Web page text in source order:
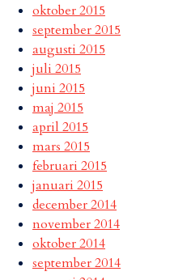
oktober 2015
september 2015
augusti 2015
juli 2015
juni 2015
maj 2015
april 2015
mars 2015
februari 2015
januari 2015
december 2014
november 2014
oktober 2014
september 2014